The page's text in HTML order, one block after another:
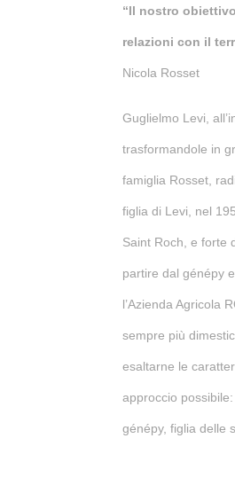
“Il nostro
relazioni con il
Nicola Rosset
Guglielmo Levi,
trasformandole in
famiglia Rosset,
figlia di Levi, nel
Saint Roch, e forte
partire dal génépy
l’Azienda Agricola
sempre più
esaltarne le
approccio
génépy, figlia delle